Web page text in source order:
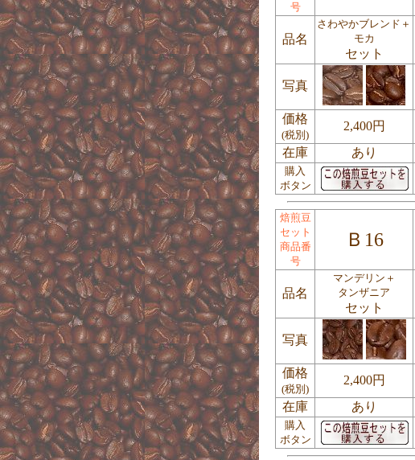
号
品名
さわやかブレンド＋
モカ
セット
写真
価格
(税別)
2,400円
在庫
あり
購入
ボタン
焙煎豆
セット
商品番
号
Ｂ16
品名
マンデリン＋
タンザニア
セット
写真
価格
(税別)
2,400円
在庫
あり
購入
ボタン